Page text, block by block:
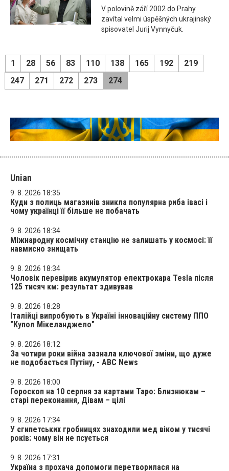
V polovině září 2002 do Prahy
zavítal velmi úspěšných ukrajinský
spisovatel Jurij Vynnyčuk.
1 28 56 83 110 138 165 192
219
247
271 272 273 274
Unian
9. 8. 2026 18:35
Куди з полиць магазинів зникла популярна риба івасі і
чому українці її більше не побачать
9. 8. 2026 18:34
Міжнародну космічну станцію не залишать у космосі: її
навмисно знищать
9. 8. 2026 18:34
Чоловік перевірив акумулятор електрокара Tesla після
125 тисяч км: результат здивував
9. 8. 2026 18:28
Італійці випробують в Україні інноваційну систему ППО
"Купол Мікеланджело"
9. 8. 2026 18:12
За чотири роки війна зазнала ключової зміни, що дуже
не подобається Путіну, - ABC News
9. 8. 2026 18:00
Гороскоп на 10 серпня за картами Таро: Близнюкам –
старі переконання, Дівам – цілі
9. 8. 2026 17:34
У єгипетських гробницях знаходили мед віком у тисячі
років: чому він не псується
9. 8. 2026 17:31
Україна з прохача допомоги перетворилася на